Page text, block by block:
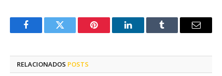
FacebookTwitter Pinterest LinkedInTumblr
E-
RELACIONADOS POSTS